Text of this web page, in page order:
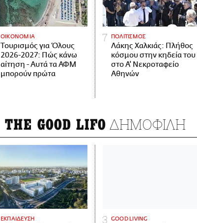
ΟΙΚΟΝΟΜΙΑ
Τουρισμός για Όλους
2026-2027: Πώς κάνω
αίτηση - Αυτά τα ΑΦΜ
μπορούν πρώτα
ΠΟΛΙΤΙΣΜΟΣ
Λάκης Χαλκιάς: Πλήθος
κόσμου στην κηδεία του
στο Α' Νεκροταφείο
Αθηνών
THE GOOD LIFO ΔΗΜΟΦΙΛΗ
ΕΚΠΑΙΔΕΥΣΗ GOOD LIVING